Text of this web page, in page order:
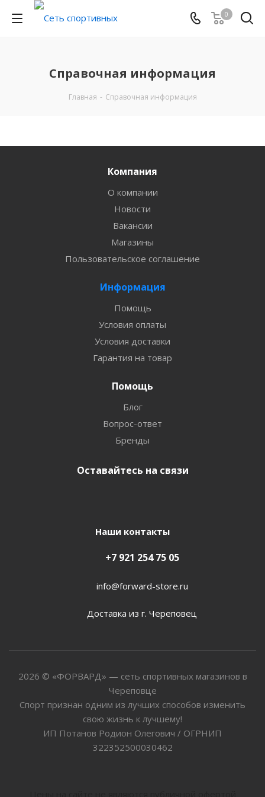
0
Справочная информация
Главная - Справочная информация
Компания
О компании
Новости
Вакансии
Магазины
Пользовательское соглашение
Информация
Помощь
Условия оплаты
Условия доставки
Гарантия на товар
Помощь
Блог
Вопрос-ответ
Бренды
Оставайтесь на связи
Наши контакты
+7 921 254 75 05
info@forward-store.ru
Доставка из г. Череповец
2026 © «ФОРВАРД» — сеть спортивных магазинов в
Череповце
Спорт признан одним из лучших способов изменить
свою жизнь к лучшему!
ИП Потанов Родион Олегович / ОГРНИП
322352500030462